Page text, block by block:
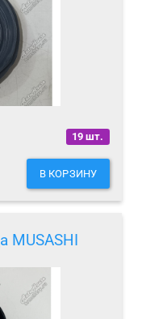
19 шт.
В КОРЗИНУ
MUSASHI